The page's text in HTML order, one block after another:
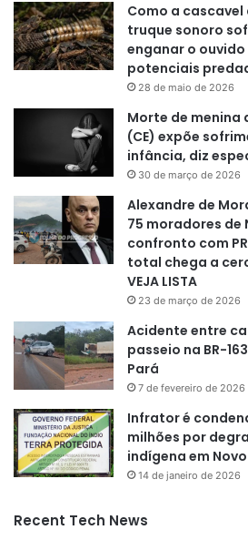
Como a cascavel
truque sonoro
enganar o
potenciais
28 de maio de 2026
Morte de menina
(CE) expõe
infância, diz
30 de março de 2026
Alexandre de
75 moradores de
confronto com
total chega a
VEJA LISTA
23 de março de 2026
Acidente entre
passeio na BR-
Pará
7 de fevereiro de 2026
Infrator é
milhões por
indígena em
14 de janeiro de 2026
Recent Tech News